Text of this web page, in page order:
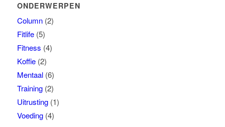
ONDERWERPEN
Column(2)
Fitlife(5)
Fitness (4)
Koffie(2)
Mentaal(6)
Training(2)
Uitrusting(1)
Voeding(4)